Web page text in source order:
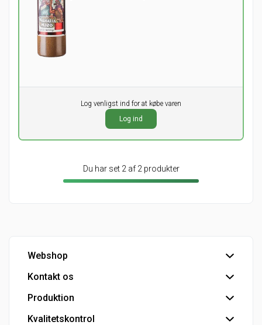
Log venligst ind for at købe varen
Log ind
Du har set 2 af 2 produkter
Webshop
Handelsbetingelser
Hovedlager
Kontakt os
Hovedkontor
Kundeservice
Produktion
Tapperi
Kvalitetskontrol